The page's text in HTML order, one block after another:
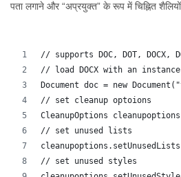
पता लगाने और “अप्रयुक्त” के रूप में चिह्नित
// supports DOC, DOT, DOCX,
// load DOCX with an instance
Document doc = new
// set cleanup optoions
CleanupOptions
// set unused lists
// set unused styles